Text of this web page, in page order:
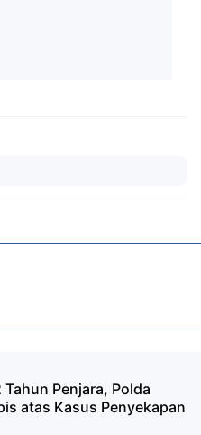
Penjara, Polda
atas Kasus Penyekapan